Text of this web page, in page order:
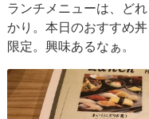
ランチメニューは、ど
かり。本日のおすすめ
限定。興味あるなぁ。